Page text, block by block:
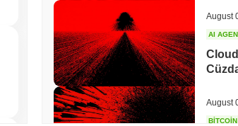
August
AI
August
BITCOIN